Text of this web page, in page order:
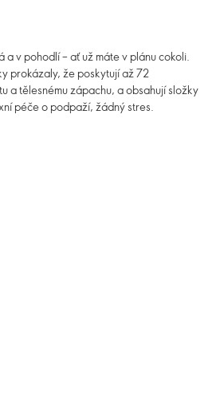
a v pohodlí – ať už máte v plánu cokoli.
prokázaly, že poskytují až 72
a tělesnému zápachu, a obsahují složky
péče o podpaží, žádný stres.